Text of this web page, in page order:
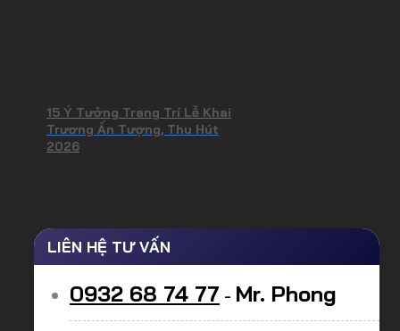
15 Ý Tưởng Trang Trí Lễ Khai
Trương Ấn Tượng, Thu Hút
2026
LIÊN HỆ TƯ VẤN
0932 68 74 77 - Mr. Phong